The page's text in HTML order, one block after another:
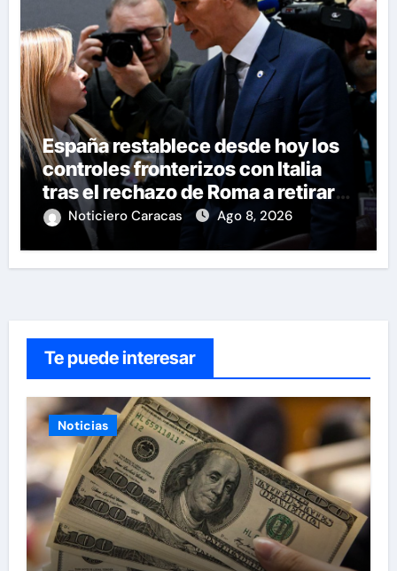
España restablece desde hoy los
controles fronterizos con Italia
tras el rechazo de Roma a retirar
las restricciones
Noticiero Caracas Ago 8, 2026
Te puede interesar
Noticias